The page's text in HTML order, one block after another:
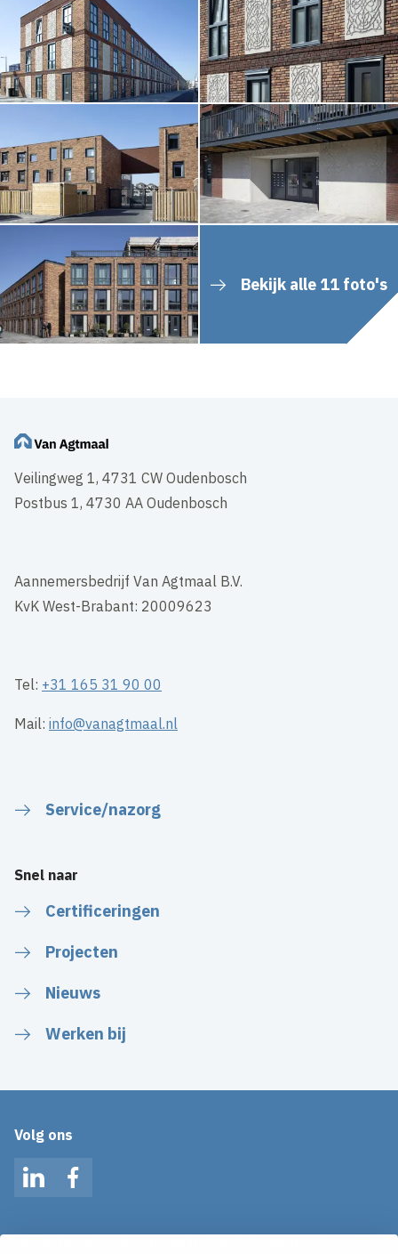
Bekijk alle 11 foto's
Veilingweg 1, 4731 CW Oudenbosch
Postbus 1, 4730 AA Oudenbosch
Aannemersbedrijf Van Agtmaal B.V.
KvK West-Brabant: 20009623
Tel: +31 165 31 90 00
Mail:info@vanagtmaal.nl
Service/nazorg
Snel naar
Certificeringen
Projecten
Nieuws
Werken bij
Volg ons
LinkedInFacebook